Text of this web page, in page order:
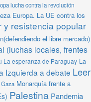
lucha contra la revolución
Europa. La UE contra los
y resistencia popular
el libre mercado)
(luchas locales, frentes
La esperanza de Paraguay La
Izquierda a debate Leer
Monarquía frente a
Palestina Pandemia